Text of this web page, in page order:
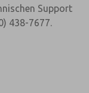
Support
438-7677.